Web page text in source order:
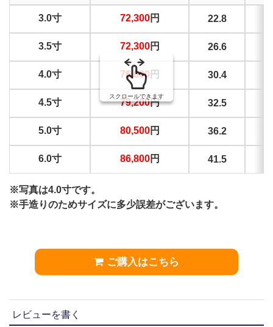
3.0寸 72,300円 22.8
3.5寸 72,300円 26.6
4.0寸 76,600 円 30.4
4.5寸 79,200円 32.5
5.0寸 80,500円 36.2
6.0寸 86,800円 41.5
スクロールできます
※写真は4.0寸です。
※手造りのためサイズに多少誤差がございます。
ご購入はこちら
レビューを書く